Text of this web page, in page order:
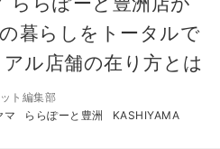
暮らしをトータルで
ル店舗の在り方とは
ト編集部
マ ららぽーと豊洲
KASHIYAMA